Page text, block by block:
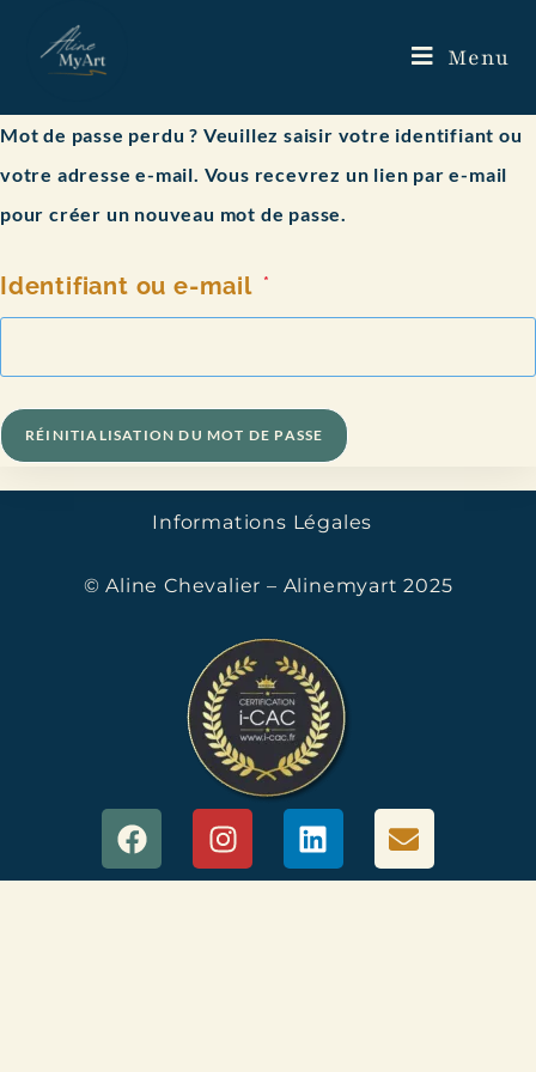
Menu
Mot de passe perdu ? Veuillez saisir votre identifiant ou
votre adresse e-mail. Vous recevrez un lien par e-mail
pour créer un nouveau mot de passe.
Identifiant ou e-mail *
RÉINITIALISATION DU MOT DE PASSE
Informations Légales
© Aline Chevalier – Alinemyart 2025